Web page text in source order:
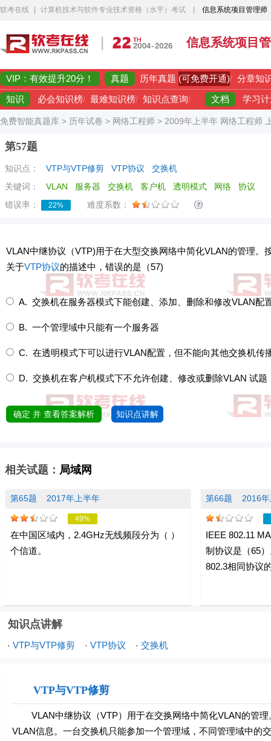
软考在线 计算机技术与软件专业技术资格（水平）考试 信息系统项目管理师
信息系统项目
VIP：有效提升20分！ 真题 历年真题 (可免费开通)/ 分章知
知识 必会知识榜/ 最难知识榜/ 知识点查询/ 文档 学习
免费智能真题库 > 历年试卷 > 网络工程师 > 2009年上半年 网络工程师
第57题
知识点： VTP与VTP修剪 VTP协议
交换机
关键词：
VLAN 服务器 交换机 客户机 透明模式 网络
协议
错误率：
22% 难度系数：
VLAN中继协议（VTP)用于在大型交换网络中简化VLAN的管理。
关于VTP协议的描述中，错误的是（57)
A. 交换机在服务器模式下能创建、添加、删除和修改VLAN配
B. 一个管理域中只能有一个服务器
C. 在透明模式下可以进行VLAN配置，但不能向其他交换机传
D. 交换机在客户机模式下不允许创建、修改或删除VLAN 试题
确定 并 查看答案解析 知识点讲解
相关试题： 局域网
第65题 2017年上半年
49%
在中国区域内，2.4GHz无线频段分为（ ）
个信道。
第66题 2016
IEEE 802.11
制协议是（65
802.3相同协议
知识点讲解
· VTP与VTP修剪 · VTP协议 · 交换机
VTP与VTP修剪
VLAN中继协议（VTP）用于在交换网络中简化VLAN的管理
VLAN信息。一台交换机只能参加一个管理域，不同管理域中的